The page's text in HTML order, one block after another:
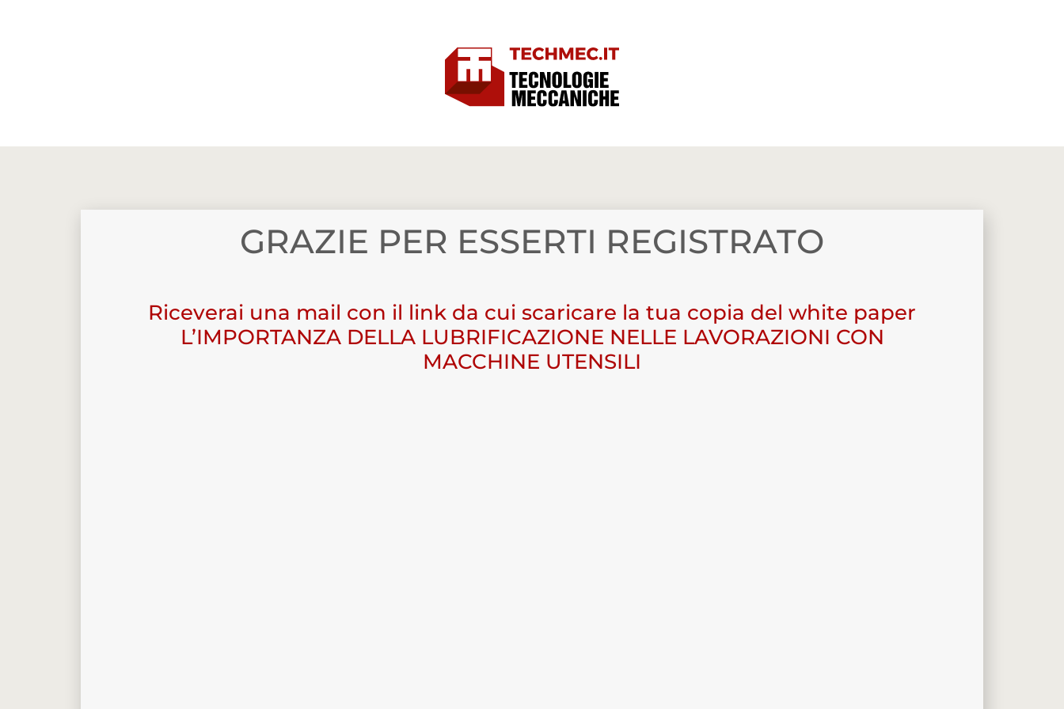
GRAZIE PER ESSERTI REGISTRATO
Riceverai una mail con il link da cui scaricare la tua copia del white paper
L’IMPORTANZA DELLA LUBRIFICAZIONE NELLE LAVORAZIONI CON
MACCHINE UTENSILI